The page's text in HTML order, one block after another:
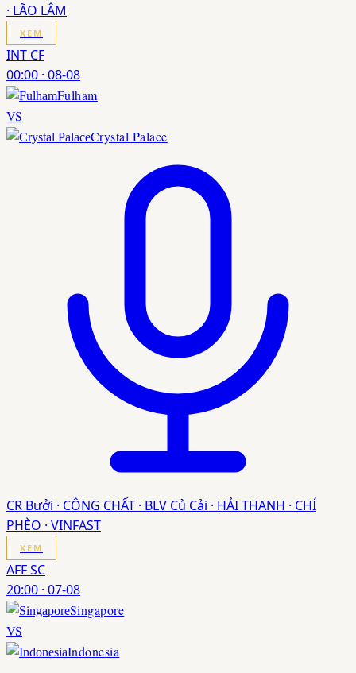
· LÃO LÂM
XEM
INT CF
00:00 · 08-08
Fulham
VS
Crystal Palace
CR Bưởi · CÔNG CHẤT · BLV Củ Cải · HẢI THANH · CHÍ
PHÈO · VINFAST
XEM
AFF SC
20:00 · 07-08
Singapore
VS
Indonesia